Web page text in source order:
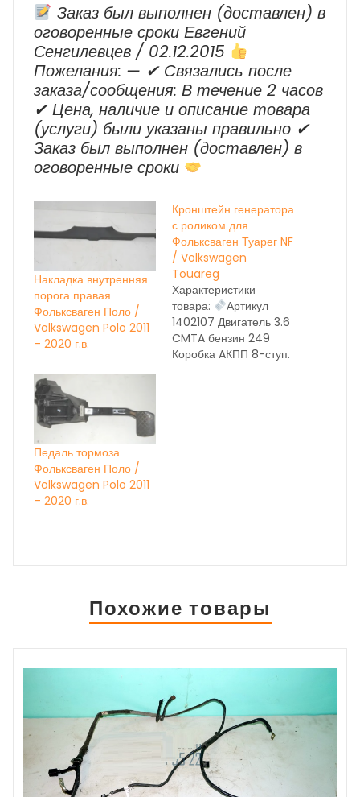
Заказ был выполнен (доставлен) в
оговоренные сроки Евгений
Сенгилевцев / 02.12.2015
Пожелания: — ✔ Cвязались после
заказа/сообщения: В течение 2 часов
✔ Цена, наличие и описание товара
(услуги) были указаны правильно ✔
Заказ был выполнен (доставлен) в
оговоренные сроки
Накладка внутренняя
порога правая
Фольксваген Поло /
Volkswagen Polo 2011
– 2020 г.в.
Кронштейн генератора
с роликом для
Фольксваген Туарег NF
/ Volkswagen
Touareg
Характеристики
товара:
Артикул
1402107 Двигатель 3.6
CMTA бензин 249
Коробка AКПП 8-ступ.
Педаль тормоза
Фольксваген Поло /
Volkswagen Polo 2011
– 2020 г.в.
Похожие товары